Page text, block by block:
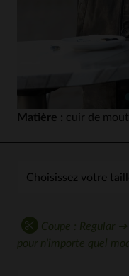
Matière : cuir de
Coupe : Regular
pour n'importe quel